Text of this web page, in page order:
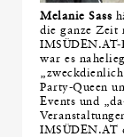
Melanie Sass
die ganze Zeit
IMSÜDEN.AT-
war es
Party-Queen
Events und
IMSÜDEN.AT